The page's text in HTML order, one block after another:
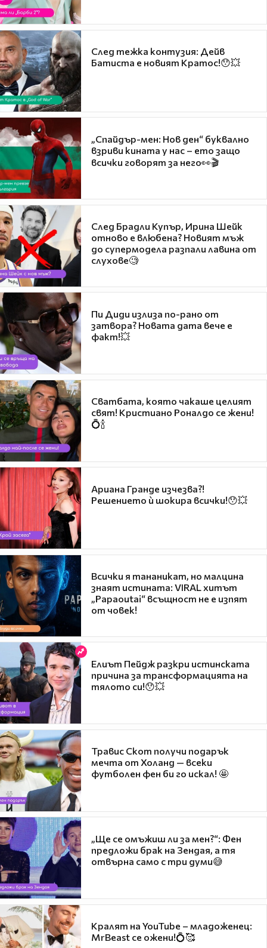
След тежка контузия: Дейв
Батиста е новият Кратос!😯💥
„Спайдър-мен: Нов ден“ буквално
взриви кината у нас – ето защо
всички говорят за него👀🎬
След Брадли Купър, Ирина Шейк
отново е влюбена? Новият мъж
до супермодела разпали лавина от
слухове🧐
Пи Диди излиза по-рано от
затвора? Новата дата вече е
факт!💥
Сватбата, която чакаше целият
свят! Кристиано Роналдо се жени!
💍🍾
Ариана Гранде изчезва?!
Решението ѝ шокира всички!😯💥
Всички я тананикат, но малцина
знаят истината: VIRAL хитът
„Papaoutai“ всъщност не е изпят
от човек!
Елиът Пейдж разкри истинската
причина за трансформацията на
тялото си!😯💥
Травис Скот получи подарък
мечта от Холанд — всеки
футболен фен би го искал! 🤩
„Ще се омъжиш ли за мен?“: Фен
предложи брак на Зендая, а тя
отвърна само с три думи😅
Кралят на YouTube – младоженец:
MrBeast се ожени!💍🥰